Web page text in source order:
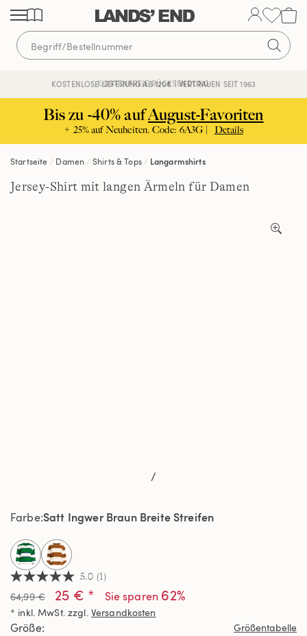
Direkt
zum
Inhalt
Direkt
zur
Navigation
Direkt
zur
Suche
KOSTENLOSE LIEFERUNG AB 120€ | VERTRAUEN SEIT 1963
KOSTENFREIE RÜCKSENDUNG
Bis zu -40% aufAugust-Favoriten
+ 25% auf Neuheiten. Code: 6A3G | Details
Startseite Damen Shirts & Tops Langarmshirts
Jersey-Shirt mit langen Ärmeln für Damen
/
5.0
von
5
Sternen,
Durchschnittswert
5.0 (1)
64,99 € 25 € * Sie sparen 62%
* inkl. MwSt. zzgl. Versandkosten
Farbe Satt Ingwer Braun Breite Streifen
selected
Größe Größentabelle